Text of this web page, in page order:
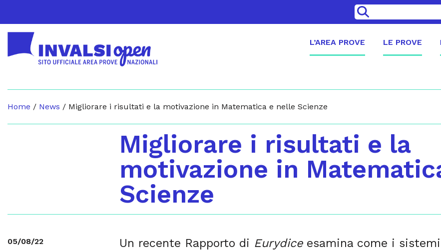
>
L’AREA PROVE LE PROVE
Home / News / Migliorare i risultati e la motivazione in Matematica e nelle Scienze
Migliorare i risultati e la
motivazione in
Scienze
05/08/22 Un recente Rapporto di Eurydiceesamina come i